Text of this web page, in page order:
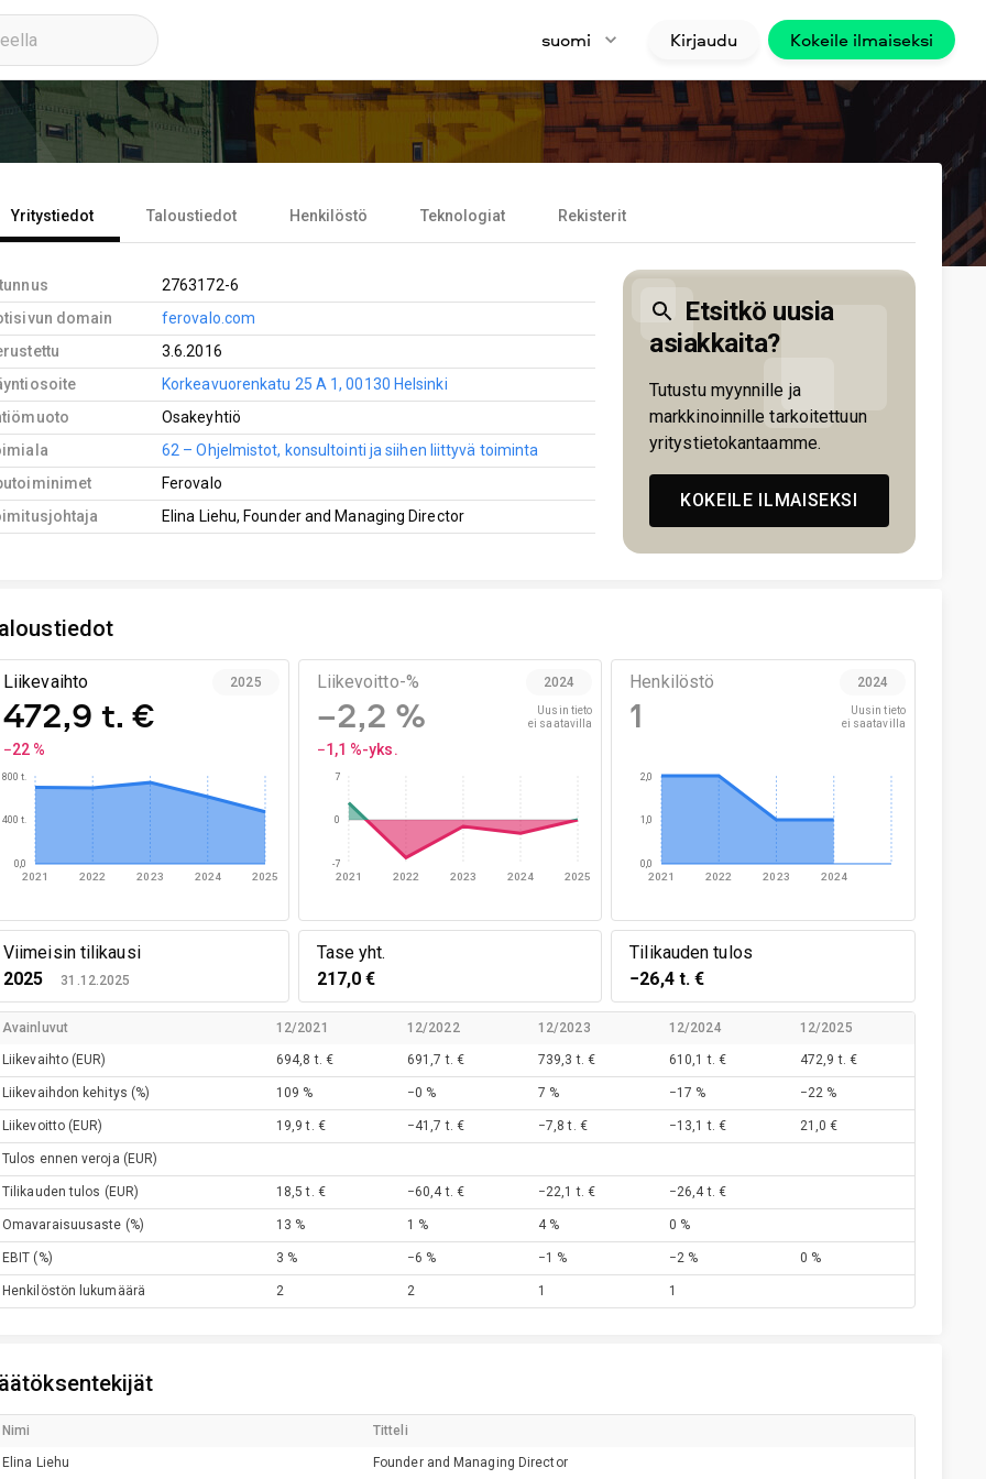
suomi Kirjaudu Kokeile ilmaiseksi
Yritystiedot Taloustiedot Henkilöstö Teknologiat Rekisterit
2763172-6
domain
ferovalo.com
3.6.2016
Korkeavuorenkatu 25 A 1, 00130 Helsinki
Osakeyhtiö
62 – Ohjelmistot, konsultointi ja siihen liittyvä toiminta
Ferovalo
Elina Liehu, Founder and Managing Director
Etsitkö uusia
asiakkaita?
Tutustu myynnille ja
markkinoinnille tarkoitettuun
yritystietokantaamme.
KOKEILE ILMAISEKSI
Liikevaihto
472,9 t. €
−22 %
2025
2021 2022 2023 2024 2025
0,0
400 t.
800 t.
Liikevoitto-%
−2,2 %
−1,1 %-yks.
2024
Uusin tieto
ei saatavilla
2021 2022 2023 2024 2025
-7
0
7
Henkilöstö
1
2024
Uusin tieto
ei saatavilla
2021 2022 2023 2024
0,0
1,0
2,0
Viimeisin tilikausi
2025
31.12.2025
Tase yht.
217,0 €
Tilikauden tulos
−26,4 t. €
Avainluvut 12/2021 12/2022 12/2023 12/2024 12/2025
Liikevaihto (EUR) 694,8 t. € 691,7 t. € 739,3 t. € 610,1 t. € 472,9 t. €
Liikevaihdon kehitys (%) 109 % −0 % 7 % −17 % −22 %
Liikevoitto (EUR) 19,9 t. € −41,7 t. € −7,8 t. € −13,1 t. € 21,0 €
Tulos ennen veroja (EUR)
Tilikauden tulos (EUR) 18,5 t. € −60,4 t. € −22,1 t. € −26,4 t. €
Omavaraisuusaste (%) 13 % 1 % 4 % 0 %
EBIT (%) 3 % −6 % −1 % −2 % 0 %
Henkilöstön lukumäärä 2 2 1 1
Nimi Titteli
Elina Liehu Founder and Managing Director